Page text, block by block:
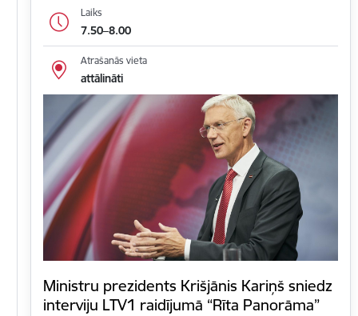
Laiks
7.50–8.00
Atrašanās vieta
attālināti
Ministru prezidents Krišjānis Kariņš sniedz
interviju LTV1 raidījumā “Rīta Panorāma”